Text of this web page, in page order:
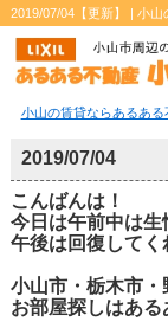
2019/07/04【更新】 | 小
小山の賃貸ならあるある
2019/07/04
こんばんは！
今日は午前中は生
午後は回復してく
小山市・栃木市
お部屋探しはあ